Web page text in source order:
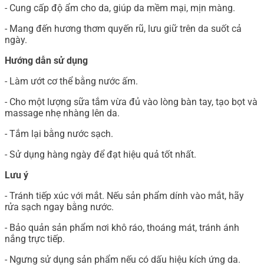
- Cung cấp độ ẩm cho da, giúp da mềm mại, mịn màng.
- Mang đến hương thơm quyến rũ, lưu giữ trên da suốt cả
ngày.
Hướng dẫn sử dụng
- Làm ướt cơ thể bằng nước ấm.
- Cho một lượng sữa tắm vừa đủ vào lòng bàn tay, tạo bọt và
massage nhẹ nhàng lên da.
- Tắm lại bằng nước sạch.
- Sử dụng hàng ngày để đạt hiệu quả tốt nhất.
Lưu ý
- Tránh tiếp xúc với mắt. Nếu sản phẩm dính vào mắt, hãy
rửa sạch ngay bằng nước.
- Bảo quản sản phẩm nơi khô ráo, thoáng mát, tránh ánh
nắng trực tiếp.
- Ngưng sử dụng sản phẩm nếu có dấu hiệu kích ứng da.